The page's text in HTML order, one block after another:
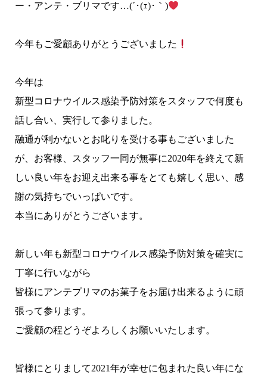
ー・アンテ・ブリマです…(´･(ｪ)･｀)
今年もご愛顧ありがとうございました
今年は
新型コロナウイルス感染予防対策をスタッフで何度も
話し合い、実行して参りました。
融通が利かないとお叱りを受ける事もございました
が、お客様、スタッフ一同が無事に2020年を終えて新
しい良い年をお迎え出来る事をとても嬉しく思い、感
謝の気持ちでいっぱいです。
本当にありがとうございます。
新しい年も新型コロナウイルス感染予防対策を確実に
丁寧に行いながら
皆様にアンテプリマのお菓子をお届け出来るように頑
張って参ります。
ご愛顧の程どうぞよろしくお願いいたします。
皆様にとりまして2021年が幸せに包まれた良い年にな